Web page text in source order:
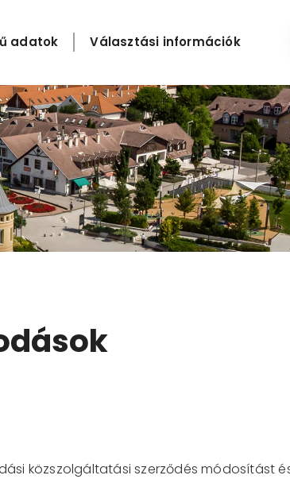
adatok Választási információk
közszolgáltatási szerződés módosítást